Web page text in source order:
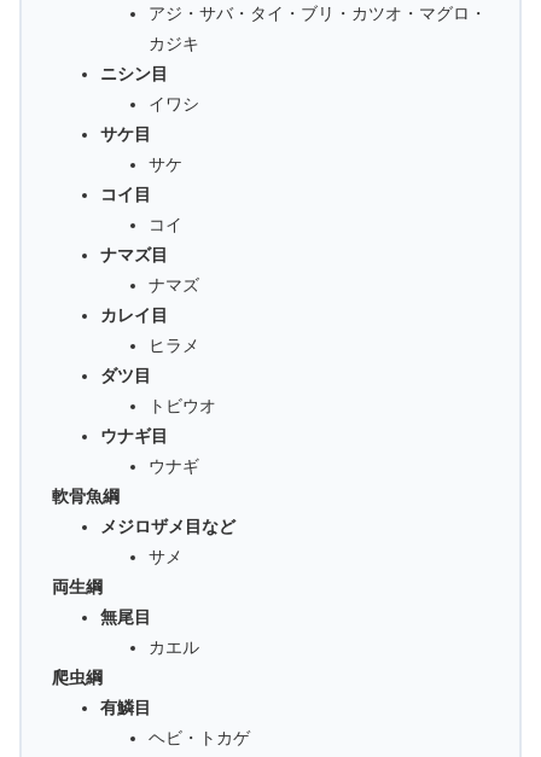
アジ・サバ・タイ・ブリ・カツオ・マグロ・
カジキ
ニシン目
イワシ
サケ目
サケ
コイ目
コイ
ナマズ目
ナマズ
カレイ目
ヒラメ
ダツ目
トビウオ
ウナギ目
ウナギ
軟骨魚綱
メジロザメ目など
サメ
両生綱
無尾目
カエル
爬虫綱
有鱗目
ヘビ・トカゲ